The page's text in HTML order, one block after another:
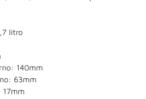
litro
140mm
63mm